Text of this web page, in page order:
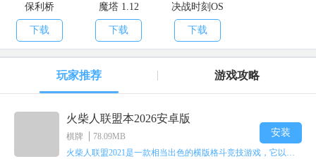
保利桥
下载
魔塔 1.12
下载
决战时刻OS
下载
玩家推荐 游戏攻略
火柴人联盟本2026安卓版
棋牌
78.09MB
火柴人联盟2021是一款相当出色的横版格斗竞技游戏，它以火柴人形象高度还原了知名端游《英雄联盟》里的众多英雄。玩家能够自由挑选两名火柴人英雄开启自己的战斗秀，这里有着炫酷的技能特效和一流的打击感，感兴趣的话就快来体验火柴人联盟2021吧！
安装